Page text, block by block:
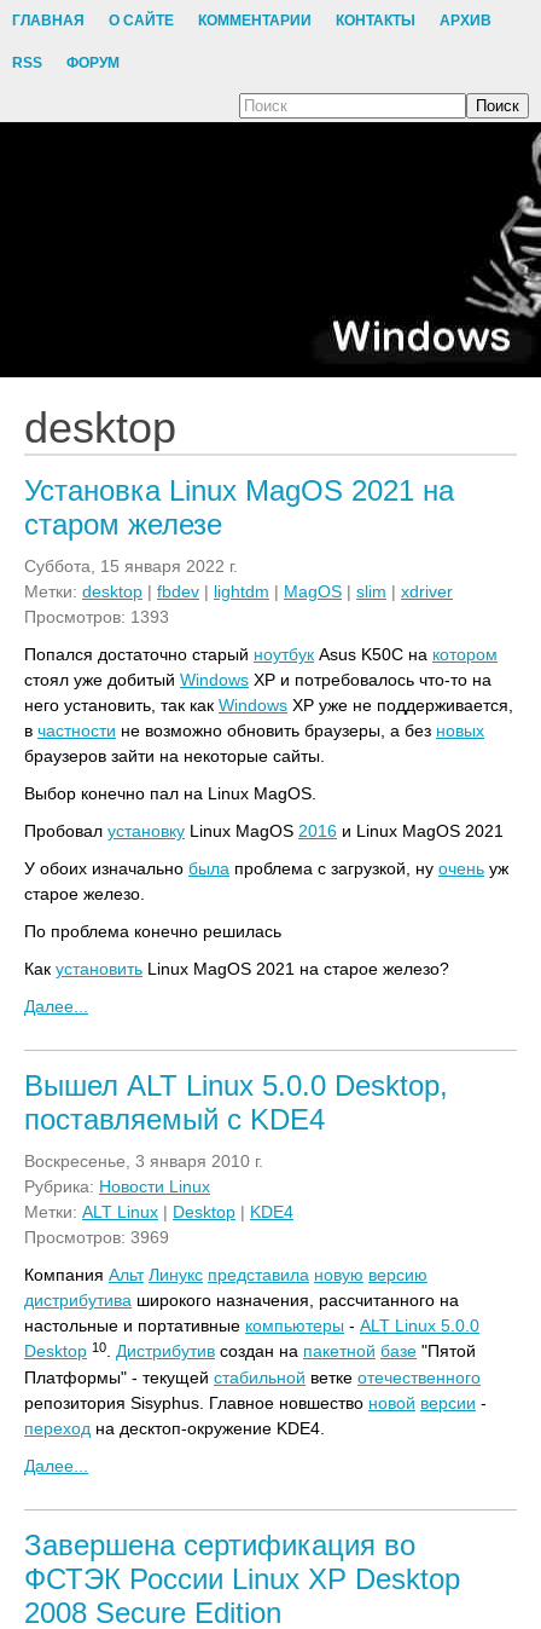
ГЛАВНАЯ О САЙТЕ КОММЕНТАРИИ КОНТАКТЫ АРХИВ
RSS ФОРУМ
Поиск
desktop
Установка Linux MagOS 2021 на
старом железе
Суббота, 15 января 2022 г.
Метки: desktop | fbdev | lightdm | MagOS | slim | xdriver
Просмотров: 1393
Попался достаточно старый ноутбук Asus K50C на котором
стоял уже добитый Windows XP и потребовалось что-то на
него установить, так как Windows XP уже не поддерживается,
в частности не возможно обновить браузеры, а без новых
браузеров зайти на некоторые сайты.
Выбор конечно пал на Linux MagOS.
Пробовал установку Linux MagOS 2016 и Linux MagOS 2021
У обоих изначально была проблема с загрузкой, ну очень уж
старое железо.
По проблема конечно решилась
Как установить Linux MagOS 2021 на старое железо?
Далее...
Вышел ALT Linux 5.0.0 Desktop,
поставляемый с KDE4
Воскресенье, 3 января 2010 г.
Рубрика: Новости Linux
Метки: ALT Linux | Desktop | KDE4
Просмотров: 3969
Компания Альт Линукс представила новую версию
дистрибутива широкого назначения, рассчитанного на
настольные и портативные компьютеры - ALT Linux 5.0.0
Desktop 10 Дистрибутив создан на пакетной базе "Пятой
Платформы" - текущей стабильной ветке отечественного
репозитория Sisyphus. Главное новшество новой версии -
переход на десктоп-окружение KDE4.
Далее...
Завершена сертификация во
ФСТЭК России Linux XP Desktop
2008 Secure Edition